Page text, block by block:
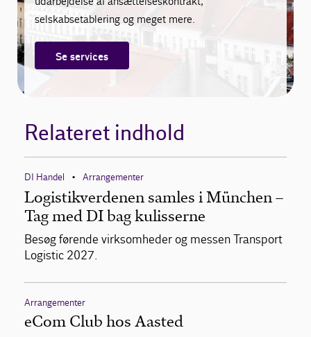
selskabsetablering og meget mere.
Se services
Relateret indhold
DI Handel • Arrangementer
Logistikverdenen samles i München –
Tag med DI bag kulisserne
Besøg førende virksomheder og messen Transport
Logistic 2027.
Arrangementer
eCom Club hos Aasted